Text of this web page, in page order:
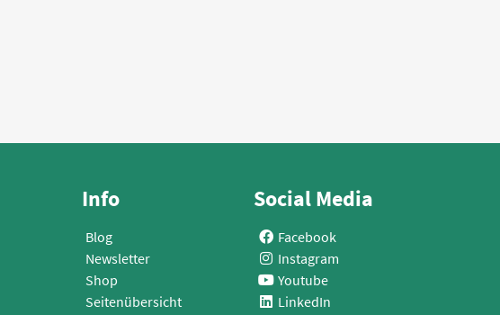
Info
Blog
Newsletter
Shop
Seitenübersicht
Social Media
Facebook
Instagram
Youtube
LinkedIn